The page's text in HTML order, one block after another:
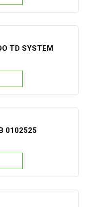
TD SYSTEM
0102525